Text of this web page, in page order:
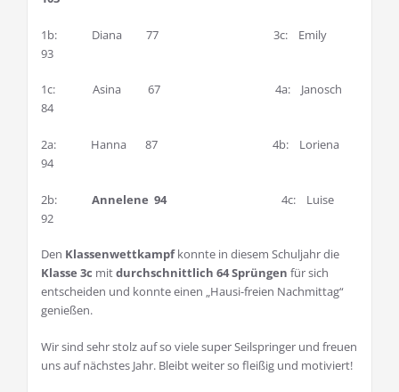
1b: Diana 77 3c: Emily
93
1c: Asina 67 4a: Janosch
84
2a: Hanna 87 4b: Loriena
94
2b: Annelene 944c: Luise
92
Den Klassenwettkampfkonnte in diesem Schuljahr die
Klasse 3c mitdurchschnittlich 64 Sprüngen für sich
entscheiden und konnte einen „Hausi-freien Nachmittag“
genießen.
Wir sind sehr stolz auf so viele super Seilspringer und freuen
uns auf nächstes Jahr. Bleibt weiter so fleißig und motiviert!